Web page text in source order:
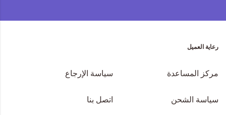
رعاية العميل
مركز المساعدة سياسة الإرجاع
سياسة الشحن اتصل بنا